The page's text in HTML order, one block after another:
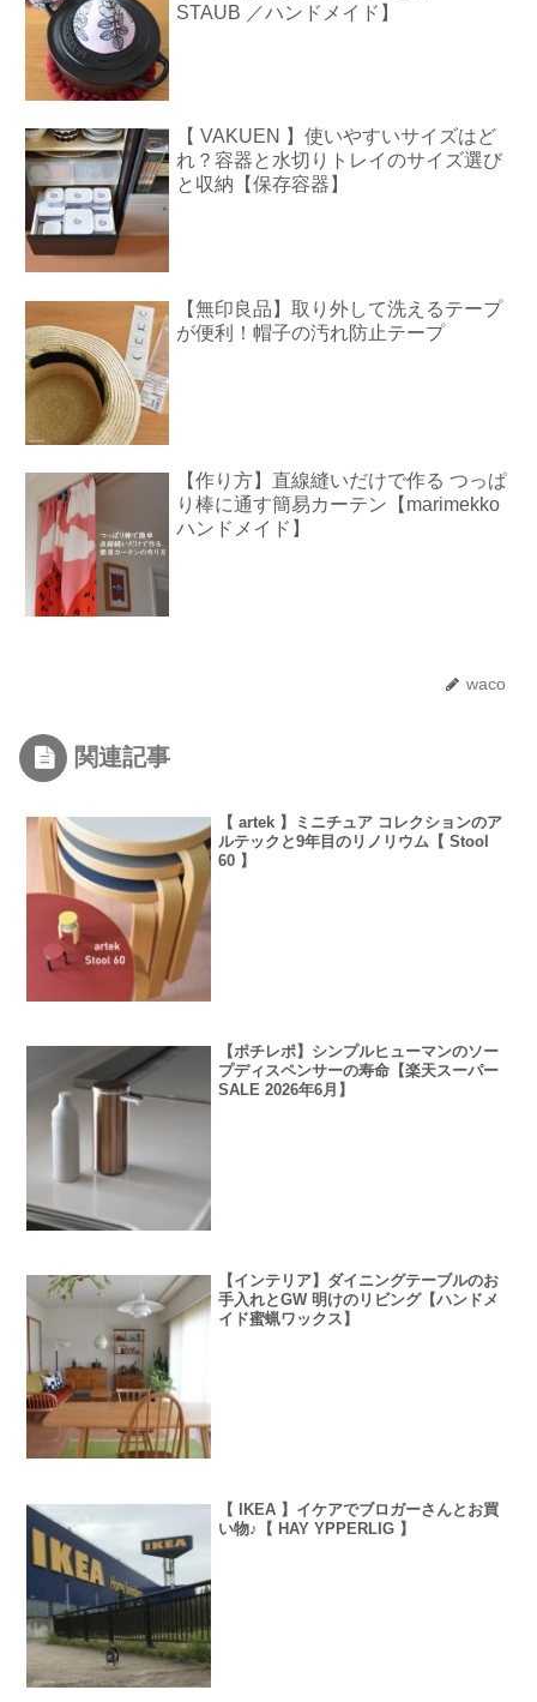
STAUB ／ハンドメイド】
【 VAKUEN 】使いやすいサイズはど
れ？容器と水切りトレイのサイズ選び
と収納【保存容器】
【無印良品】取り外して洗えるテープ
が便利！帽子の汚れ防止テープ
【作り方】直線縫いだけで作る つっぱ
り棒に通す簡易カーテン【marimekko
ハンドメイド】
waco
関連記事
【 artek 】ミニチュア コレクションのア
ルテックと9年目のリノリウム【 Stool
60 】
【ポチレポ】シンプルヒューマンのソー
プディスペンサーの寿命【楽天スーパー
SALE 2026年6月】
【インテリア】ダイニングテーブルのお
手入れとGW 明けのリビング【ハンドメ
イド蜜蝋ワックス】
【 IKEA 】イケアでブロガーさんとお買
い物♪【 HAY YPPERLIG 】